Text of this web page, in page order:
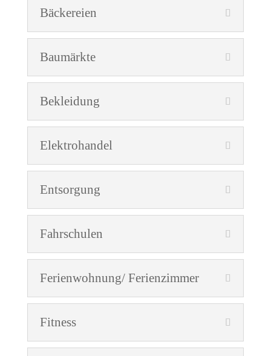
Bäckereien
Baumärkte
Bekleidung
Elektrohandel
Entsorgung
Fahrschulen
Ferienwohnung/ Ferienzimmer
Fitness